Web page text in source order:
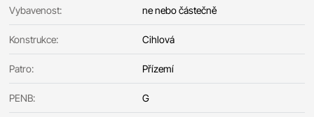
Vybavenost: ne nebo částečně
Konstrukce: Cihlová
Patro: Přízemí
PENB: G